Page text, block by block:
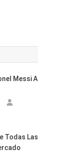
Messi A
Todas Las